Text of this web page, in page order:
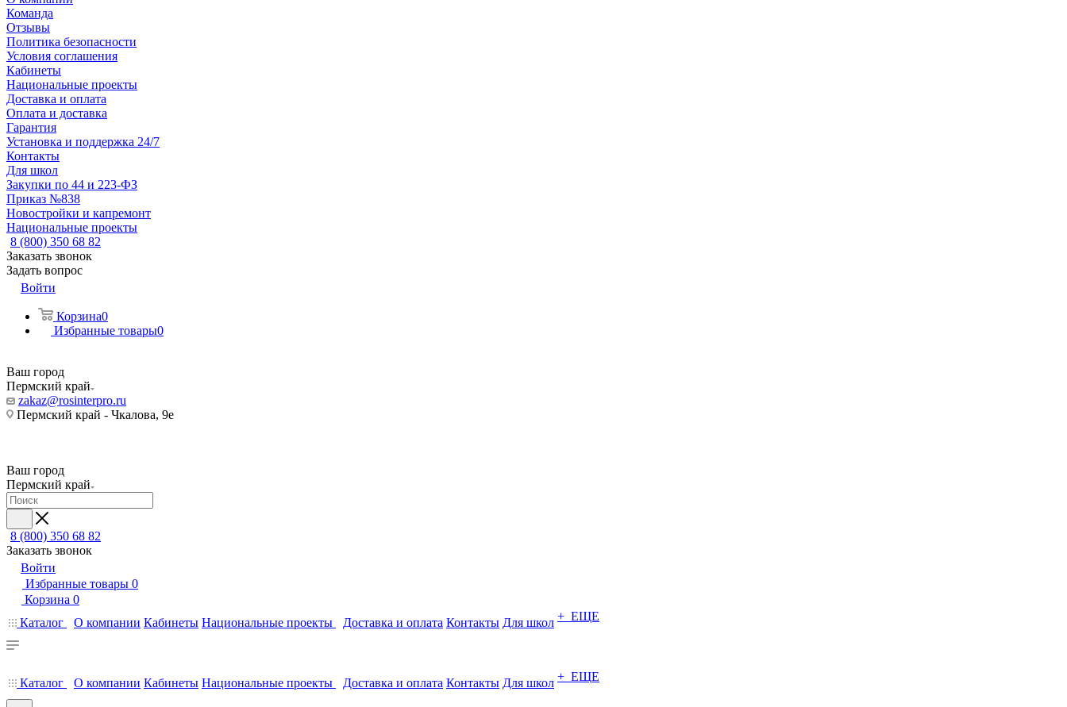
Команда
Отзывы
Политика безопасности
Условия соглашения
Кабинеты
Национальные проекты
Доставка и оплата
Оплата и доставка
Гарантия
Установка и поддержка 24/7
Контакты
Для школ
Закупки по 44 и 223-ФЗ
Приказ №838
Новостройки и капремонт
Национальные проекты
8 (800) 350 68 82
Заказать звонок
Задать вопрос
Войти
Корзина0
Избранные товары0
Ваш город
Пермский край
zakaz@rosinterpro.ru
Пермский край - Чкалова, 9е
Ваш город
Пермский край
8 (800) 350 68 82
Заказать звонок
Войти
Избранные товары 0
Корзина 0
Каталог
О компании Кабинеты Национальные проекты Доставка и оплата Контакты Для школ + ЕЩЕ
Каталог О компании Кабинеты Национальные проекты Доставка и оплата Контакты Для школ + ЕЩЕ